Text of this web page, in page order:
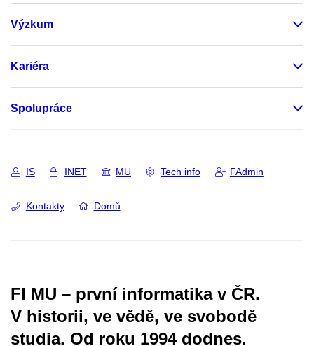
Výzkum
Kariéra
Spolupráce
IS INET MU Tech info FAdmin
Kontakty Domů
FI MU – první informatika v ČR.
V historii, ve vědě, ve svobodě
studia. Od roku 1994 dodnes.